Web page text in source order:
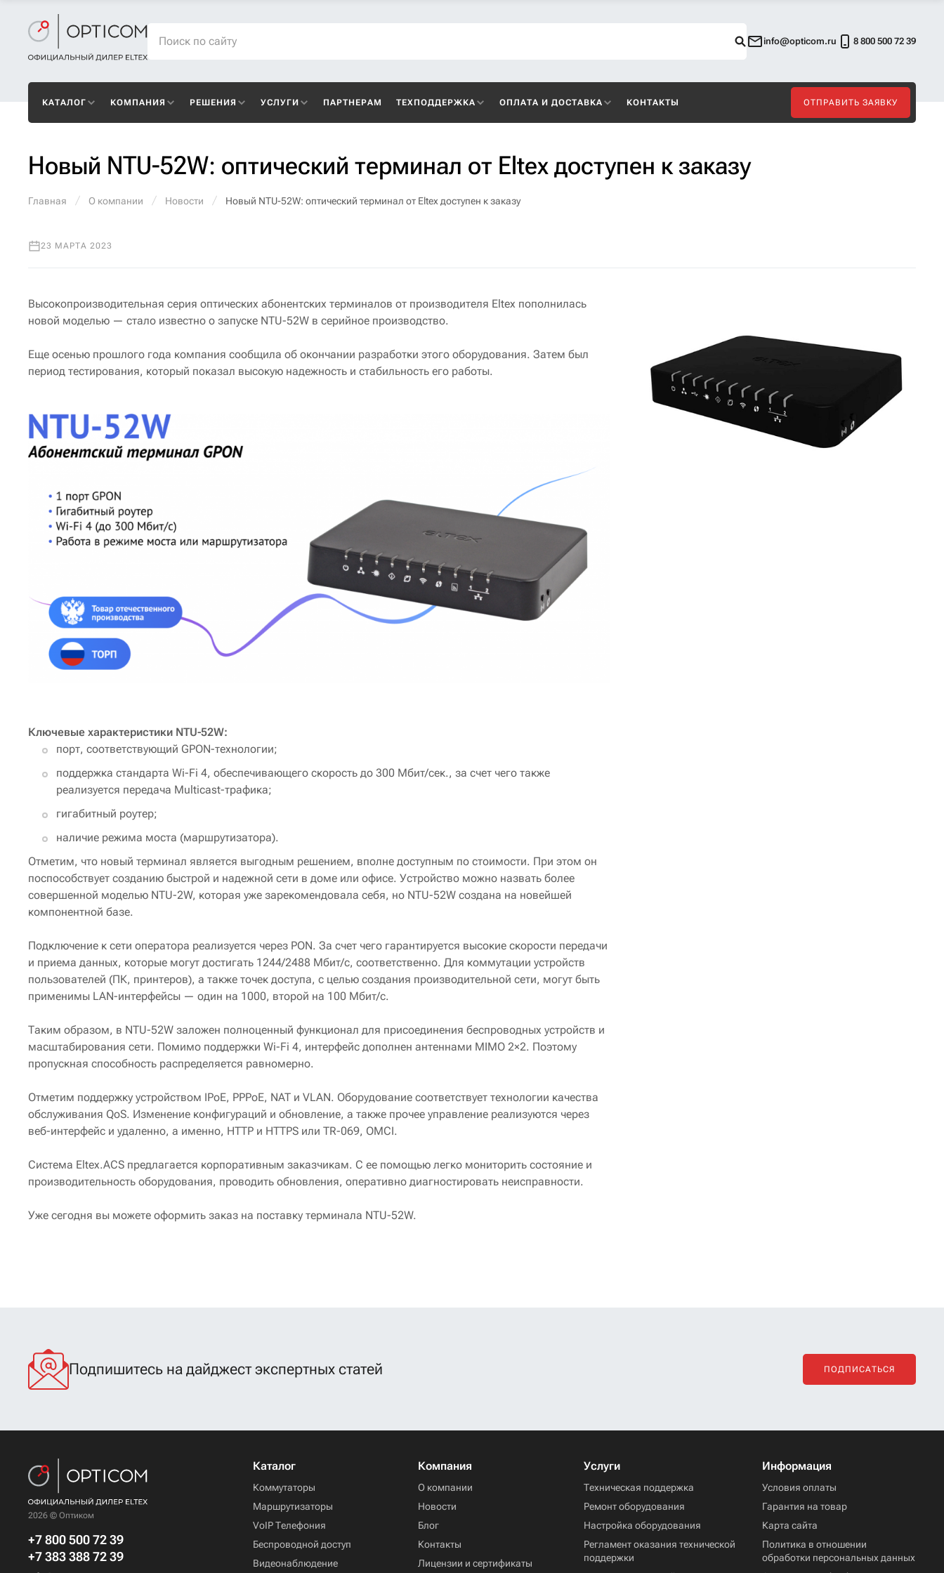
info@opticom.ru 8 800 500 72 39
КАТАЛОГ КОМПАНИЯ РЕШЕНИЯ УСЛУГИ ПАРТНЕРАМ ТЕХПОДДЕРЖКА ОПЛАТА И ДОСТАВКА КОНТАКТЫ ОТПРАВИТЬ ЗАЯВКУ
Новый NTU-52W: оптический терминал от Eltex доступен к заказу
Главная О компании Новости Новый NTU-52W: оптический терминал от Eltex доступен к заказу
23 МАРТА 2023
Высокопроизводительная серия оптических абонентских терминалов от производителя Eltex пополнилась
новой моделью — стало известно о запуске NTU-52W в серийное производство.
Еще осенью прошлого года компания сообщила об окончании разработки этого оборудования. Затем был
период тестирования, который показал высокую надежность и стабильность его работы.
Ключевые характеристики NTU-52W:
порт, соответствующий GPON-технологии;
поддержка стандарта Wi-Fi 4, обеспечивающего скорость до 300 Мбит/сек., за счет чего также
реализуется передача Multicast-трафика;
гигабитный роутер;
наличие режима моста (маршрутизатора).
Отметим, что новый терминал является выгодным решением, вполне доступным по стоимости. При этом он
поспособствует созданию быстрой и надежной сети в доме или офисе. Устройство можно назвать более
совершенной моделью NTU-2W, которая уже зарекомендовала себя, но NTU-52W создана на новейшей
компонентной базе.
Подключение к сети оператора реализуется через PON. За счет чего гарантируется высокие скорости передачи
и приема данных, которые могут достигать 1244/2488 Мбит/с, соответственно. Для коммутации устройств
пользователей (ПК, принтеров), а также точек доступа, с целью создания производительной сети, могут быть
применимы LAN-интерфейсы — один на 1000, второй на 100 Мбит/с.
Таким образом, в NTU-52W заложен полноценный функционал для присоединения беспроводных устройств и
масштабирования сети. Помимо поддержки Wi-Fi 4, интерфейс дополнен антеннами MIMO 2×2. Поэтому
пропускная способность распределяется равномерно.
Отметим поддержку устройством IPoE, PPPoE, NAT и VLAN. Оборудование соответствует технологии качества
обслуживания QoS. Изменение конфигураций и обновление, а также прочее управление реализуются через
веб-интерфейс и удаленно, а именно, HTTP и HTTPS или TR-069, OMCI.
Система Eltex.ACS предлагается корпоративным заказчикам. С ее помощью легко мониторить состояние и
производительность оборудования, проводить обновления, оперативно диагностировать неисправности.
Уже сегодня вы можете оформить заказ на поставку терминала NTU-52W.
Подпишитесь на дайджест экспертных статей ПОДПИСАТЬСЯ
2026 © Оптиком
+7 800 500 72 39
+7 383 388 72 39
Каталог
Коммутаторы
Маршрутизаторы
VoIP Телефония
Беспроводной доступ
Видеонаблюдение
Компания
О компании
Новости
Блог
Контакты
Лицензии и сертификаты
Услуги
Техническая поддержка
Ремонт оборудования
Настройка оборудования
Регламент оказания технической
поддержки
Информация
Условия оплаты
Гарантия на товар
Карта сайта
Политика в отношении
обработки персональных данных